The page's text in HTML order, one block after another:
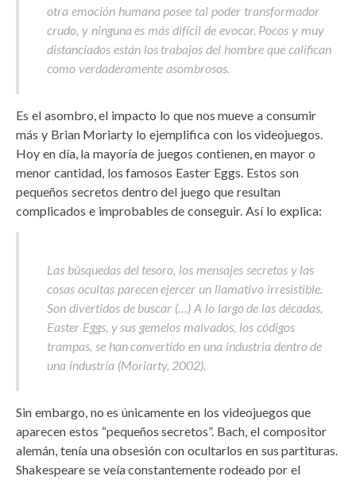
otra emoción humana posee tal poder transformador
crudo, y ninguna es más difícil de evocar. Pocos y muy
distanciados están los trabajos del hombre que califican
como verdaderamente asombrosos.
Es el asombro, el impacto lo que nos mueve a consumir
más y Brian Moriarty lo ejemplifica con los videojuegos.
Hoy en día, la mayoría de juegos contienen, en mayor o
menor cantidad, los famosos Easter Eggs. Estos son
pequeños secretos dentro del juego que resultan
complicados e improbables de conseguir. Así lo explica:
Las búsquedas del tesoro, los mensajes secretos y las
cosas ocultas parecen ejercer un llamativo irresistible.
Son divertidos de buscar (…) A lo largo de las décadas,
Easter Eggs, y sus gemelos malvados, los códigos
trampas, se han convertido en una industria dentro de
una industria (Moriarty, 2002).
Sin embargo, no es únicamente en los videojuegos que
aparecen estos “pequeños secretos”. Bach, el compositor
alemán, tenía una obsesión con ocultarlos en sus partituras.
Shakespeare se veía constantemente rodeado por el